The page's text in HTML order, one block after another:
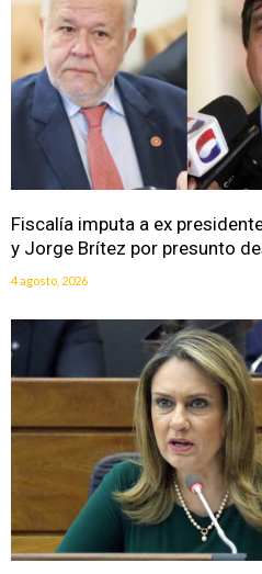
Fiscalía imputa a ex
y Jorge Brítez por presunto
4 agosto, 2026